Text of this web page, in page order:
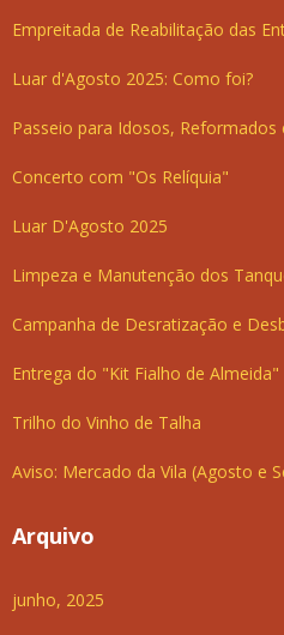
Empreitada de Reabilitação das
Luar d'Agosto 2025: Como foi?
Passeio para Idosos, Reformados
Concerto com "Os Relíquia"
Luar D'Agosto 2025
Limpeza e Manutenção dos
Campanha de Desratização e
Entrega do "Kit Fialho de Almeida"
Trilho do Vinho de Talha
Aviso: Mercado da Vila (Agosto e
Arquivo
junho, 2025